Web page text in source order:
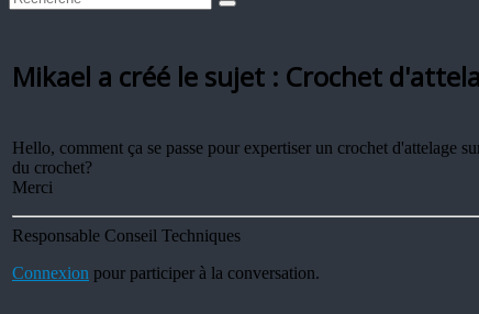
Mikael a créé le sujet : Crochet
Hello, comment ça se passe pour expertiser un crochet d'attelage
du crochet?
Merci
Responsable Conseil Techniques
Connexion pour participer à la conversation.